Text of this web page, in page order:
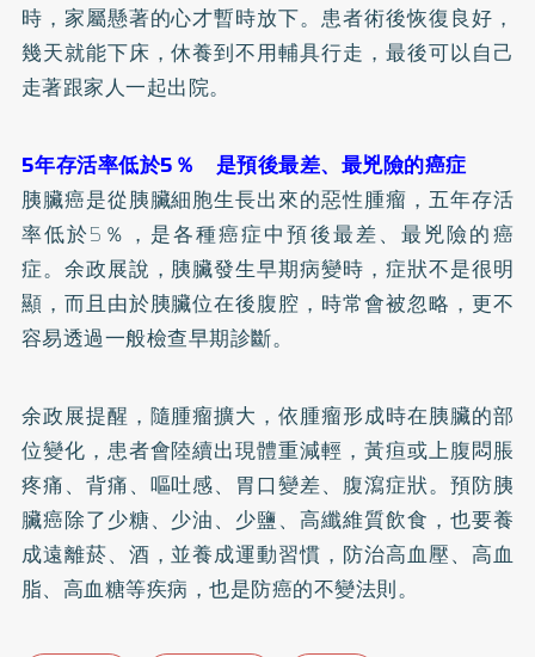
時，家屬懸著的心才暫時放下。患者術後恢復良好，
幾天就能下床，休養到不用輔具行走，最後可以自己
走著跟家人一起出院。
5年存活率低於5％ 是預後最差、最兇險的癌症
胰臟癌是從胰臟細胞生長出來的惡性腫瘤，五年存活
率低於5％，是各種癌症中預後最差、最兇險的癌
症。余政展說，胰臟發生早期病變時，症狀不是很明
顯，而且由於胰臟位在後腹腔，時常會被忽略，更不
容易透過一般檢查早期診斷。
余政展提醒，隨腫瘤擴大，依腫瘤形成時在胰臟的部
位變化，患者會陸續出現體重減輕，黃疸或上腹悶脹
疼痛、背痛、嘔吐感、胃口變差、腹瀉症狀。預防胰
臟癌除了少糖、少油、少鹽、高纖維質飲食，也要養
成遠離菸、酒，並養成運動習慣，防治高血壓、 高血
脂、高血糖等疾病，也是防癌的不變法則。